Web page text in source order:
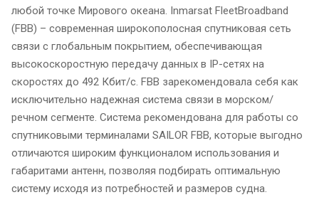
любой точке Мирового океана. Inmarsat FleetBroadband
(FBB) – современная широкополосная спутниковая сеть
связи с глобальным покрытием, обеспечивающая
высокоскоростную передачу данных в IP-сетях на
скоростях до 492 Кбит/с. FBB зарекомендовала себя как
исключительно надежная система связи в морском/
речном сегменте. Система рекомендована для работы со
спутниковыми терминалами SAILOR FBB, которые выгодно
отличаются широким функционалом использования и
габаритами антенн, позволяя подбирать оптимальную
систему исходя из потребностей и размеров судна.